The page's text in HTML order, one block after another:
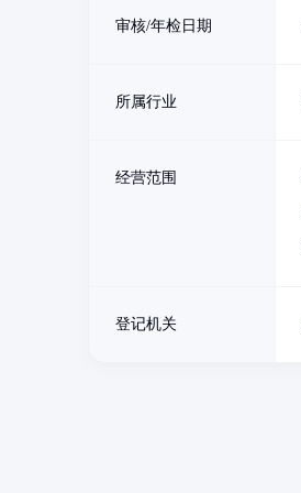
审核/年检日期
所属行业
经营范围
登记机关